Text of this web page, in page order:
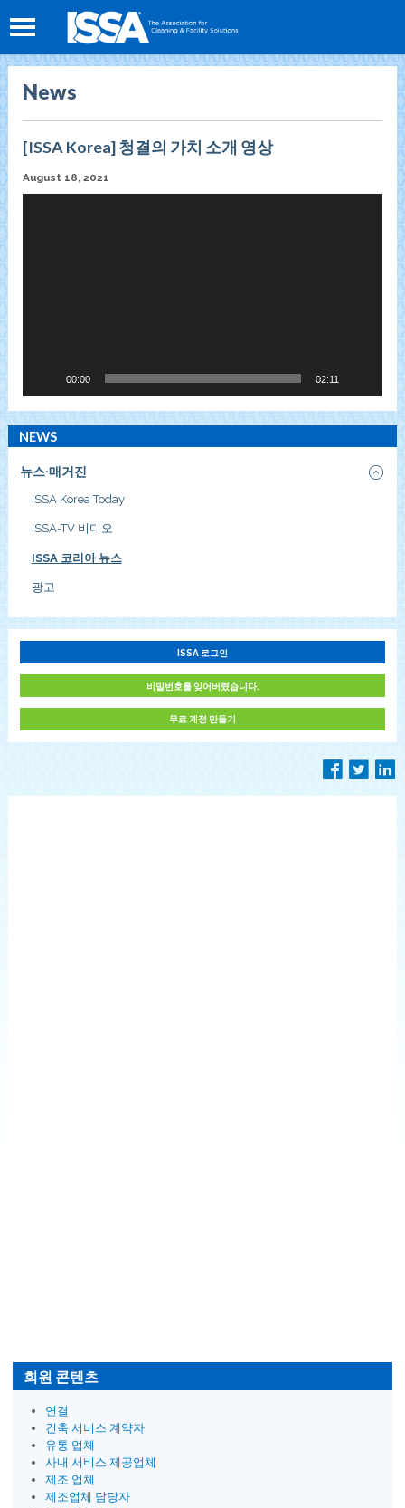
News
[ISSA Korea] 청결의 가치 소개 영상
August 18, 2021
00:00 02:11
NEWS
뉴스·매거진
ISSA Korea Today
ISSA-TV 비디오
ISSA 코리아 뉴스
광고
ISSA 로그인
비밀번호를 잊어버렸습니다.
무료 계정 만들기
회원 콘텐츠
연결
건축 서비스 계약자
유통 업체
사내 서비스 제공업체
제조 업체
제조업체 담당자